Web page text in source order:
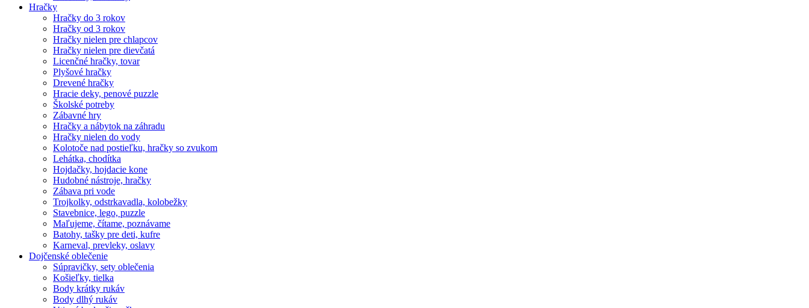
Hračky
Hračky do 3 rokov
Hračky od 3 rokov
Hračky nielen pre chlapcov
Hračky nielen pre dievčatá
Licenčné hračky, tovar
Plyšové hračky
Drevené hračky
Hracie deky, penové puzzle
Školské potreby
Zábavné hry
Hračky a nábytok na záhradu
Hračky nielen do vody
Kolotoče nad postieľku, hračky so zvukom
Lehátka, chodítka
Hojdačky, hojdacie kone
Hudobné nástroje, hračky
Zábava pri vode
Trojkolky, odstrkavadla, kolobežky
Stavebnice, lego, puzzle
Maľujeme, čítame, poznávame
Batohy, tašky pre deti, kufre
Karneval, prevleky, oslavy
Dojčenské oblečenie
Súpravičky, sety oblečenia
Košieľky, tielka
Body krátky rukáv
Body dlhý rukáv